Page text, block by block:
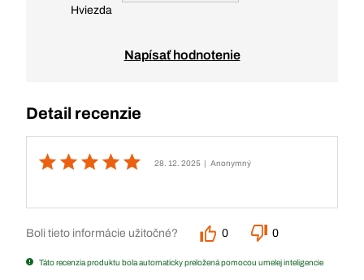
Hviezda
Napísať hodnotenie
Detail recenzie
28. 12. 2025 | Anonymný
Boli tieto informácie užitočné? 0 0
Táto recenzia produktu bola automaticky preložená pomocou umelej inteligencie